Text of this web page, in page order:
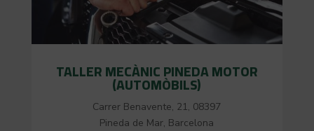
TALLER MECÀNIC PINEDA MOTOR
(AUTOMÒBILS)
Carrer Benavente, 21, 08397
Pineda de Mar, Barcelona